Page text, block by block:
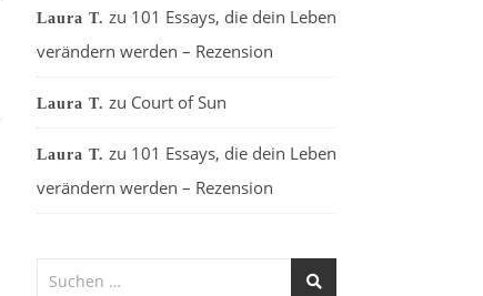
Laura T. zu 101 Essays, die dein Leben
verändern werden – Rezension
Laura T. zu Court of Sun
Laura T. zu 101 Essays, die dein Leben
verändern werden – Rezension